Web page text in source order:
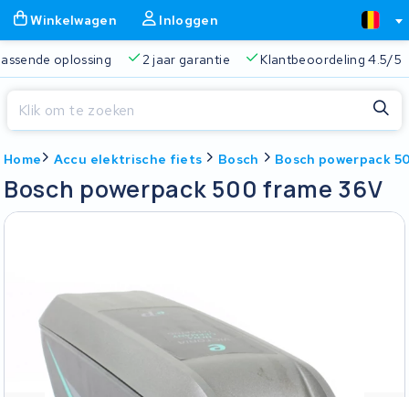
Winkelwagen Inloggen
Gratis verzending Altijd een passende oplossing 2
Home Accu elektrische fiets Bosch Bosch powerpack
Bosch powerpack 500 frame 36V
Sluiten
Sluiten
Begin te typen in de zoekbalk om te zoeken